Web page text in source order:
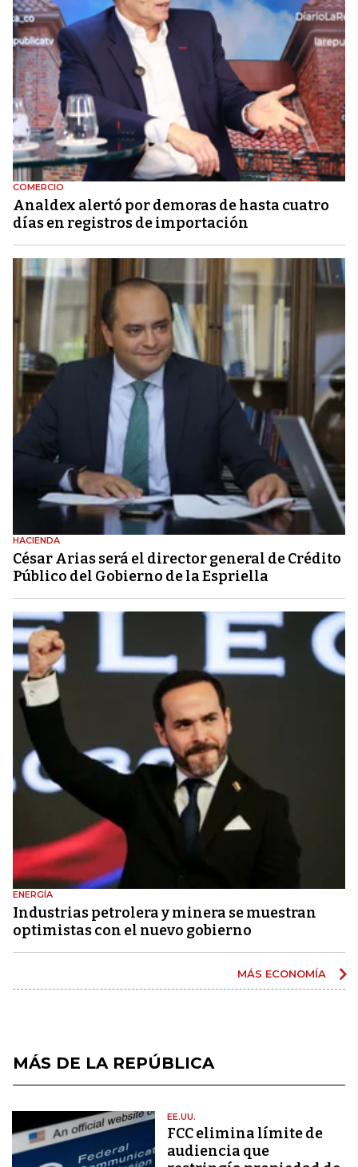
COMERCIO
Analdex alertó por demoras de hasta cuatro
días en registros de importación
HACIENDA
César Arias será el director general de Crédito
Público del Gobierno de la Espriella
ENERGÍA
Industrias petrolera y minera se muestran
optimistas con el nuevo gobierno
MÁS ECONOMÍA
MÁS DE LA REPÚBLICA
EE.UU.
FCC elimina límite de
audiencia que